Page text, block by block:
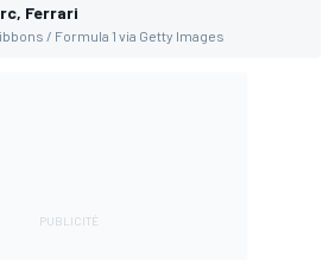
Ferrari
/ Formula 1 via Getty Images